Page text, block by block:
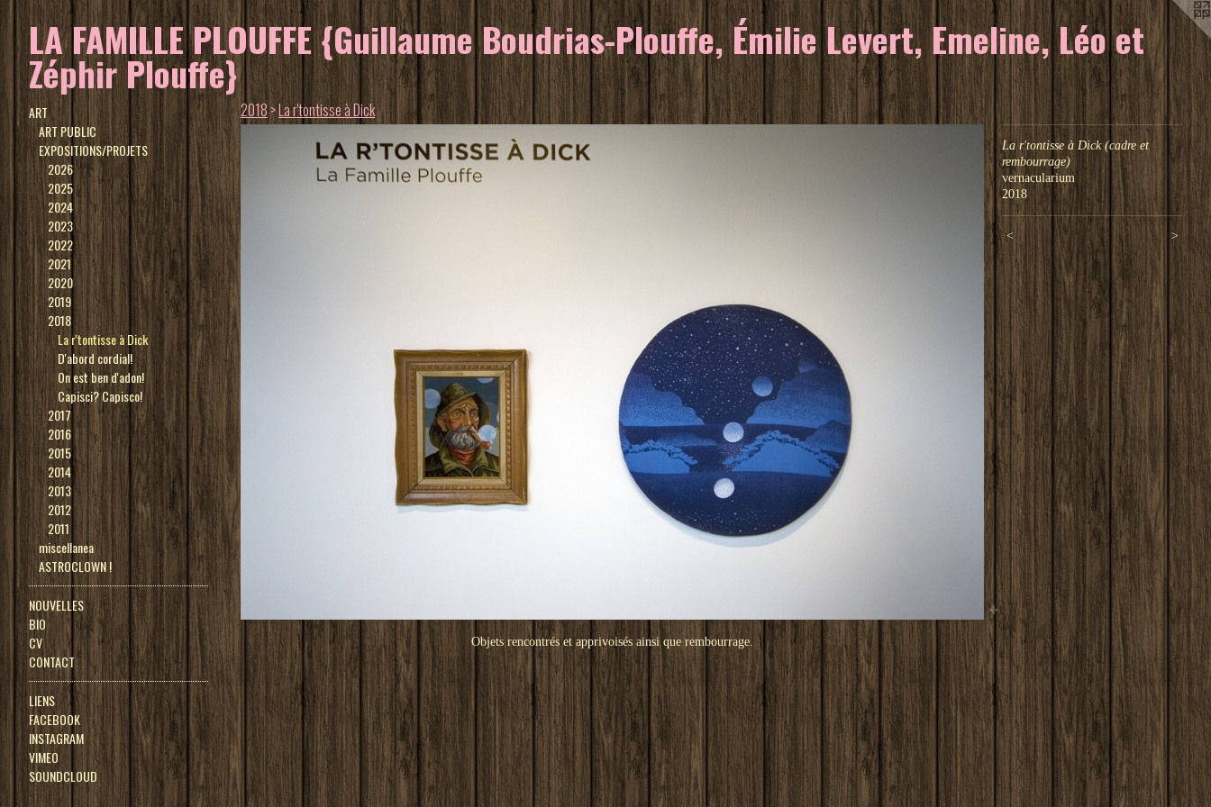
LA FAMILLE PLOUFFE {Guillaume Boudrias-Plouffe, Émilie Levert, Emeline, Léo et
Zéphir Plouffe}
ART
ART PUBLIC
EXPOSITIONS/PROJETS
2026
2025
2024
2023
2022
2021
2020
2019
2018
La r'tontisse à Dick
D'abord cordial!
On est ben d'adon!
Capisci? Capisco!
2017
2016
2015
2014
2013
2012
2011
miscellanea
ASTROCLOWN !
NOUVELLES
BIO
CV
CONTACT
LIENS
FACEBOOK
INSTAGRAM
VIMEO
SOUNDCLOUD
2018>La r'tontisse à Dick
La r'tontisse à Dick (cadre et
rembourrage)
vernacularium
2018
< >
Objets rencontrés et apprivoisés ainsi que rembourrage.